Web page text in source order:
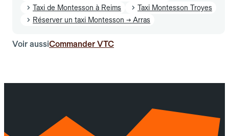
Taxi de Montesson à Reims
Taxi Montesson Troyes
Réserver un taxi Montesson → Arras
Voir aussiCommander VTC